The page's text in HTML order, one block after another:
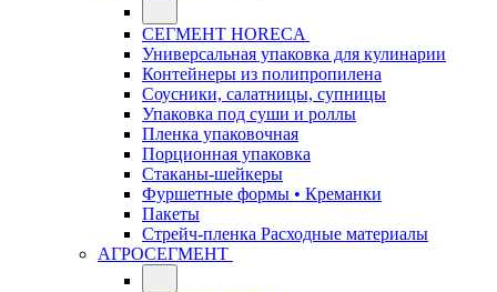
СЕГМЕНТ HORECA
Универсальная упаковка для кулинарии
Контейнеры из полипропилена
Соусники, салатницы, супницы
Упаковка под суши и роллы
Пленка упаковочная
Порционная упаковка
Стаканы-шейкеры
Фуршетные формы • Креманки
Пакеты
Стрейч-пленка Расходные материалы
АГРОСЕГМЕНТ